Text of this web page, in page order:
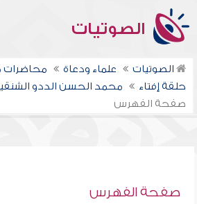
الصوتيات
الصوتيات علماء ودعاة
محاضرات
حلقة إفتاء
محمد الحسن الددو
صفحة الفهرس
صفحة الفهرس